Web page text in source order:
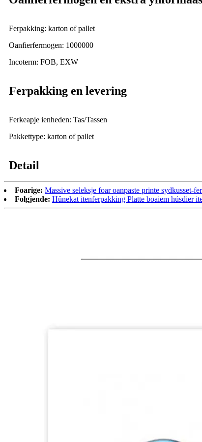
Ferpakking: karton of pallet
Oanfierfermogen: 1000000
Incoterm: FOB, EXW
Ferpakking en levering
Ferkeapje ienheden: Tas/Tassen
Pakkettype: karton of pallet
Detail
Foarige: Massive seleksje foar oanpaste printe sydkusset-
Folgjende: Hûnekat itenferpakking Platte boaiem húsdier